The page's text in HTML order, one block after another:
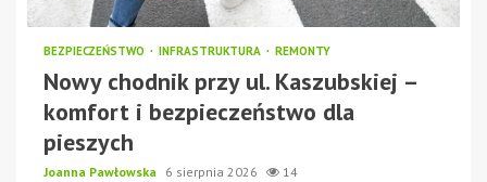
BEZPIECZEŃSTWO INFRASTRUKTURA REMONTY
Nowy chodnik przy ul. Kaszubskiej –
komfort i bezpieczeństwo dla
pieszych
Joanna Pawłowska 6 sierpnia 2026 14